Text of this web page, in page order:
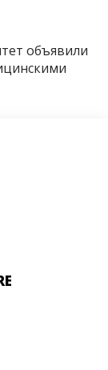
объявили